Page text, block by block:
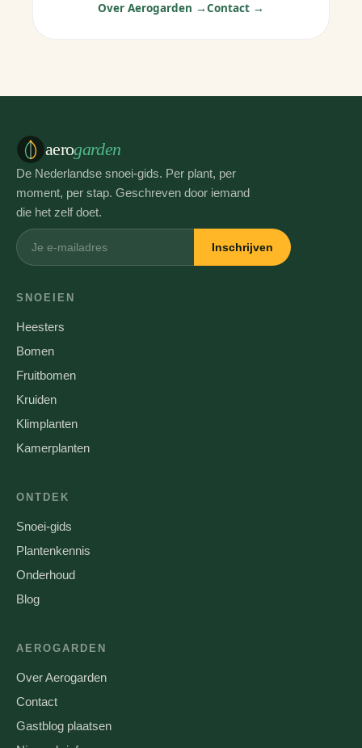
Over Aerogarden →Contact →
aerogarden
De Nederlandse snoei-gids. Per plant, per
moment, per stap. Geschreven door iemand
die het zelf doet.
Inschrijven
SNOEIEN
Heesters
Bomen
Fruitbomen
Kruiden
Klimplanten
Kamerplanten
ONTDEK
Snoei-gids
Plantenkennis
Onderhoud
Blog
AEROGARDEN
Over Aerogarden
Contact
Gastblog plaatsen